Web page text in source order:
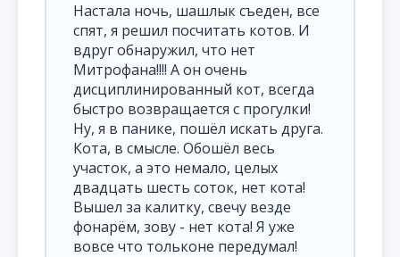
Настала ночь, шашлык съеден, все
спят, я решил посчитать котов. И
вдруг обнаружил, что нет
Митрофана!!!! А он очень
дисциплинированный кот, всегда
быстро возвращается с прогулки!
Ну, я в панике, пошёл искать друга.
Кота, в смысле. Обошёл весь
участок, а это немало, целых
двадцать шесть соток, нет кота!
Вышел за калитку, свечу везде
фонарём, зову - нет кота! Я уже
вовсе что тольконе передумал!